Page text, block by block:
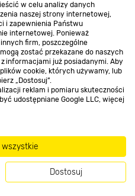
w celu analizy danych
naszej strony internetowej,
i zapewnienia Państwu
internetowej. Ponieważ
firm, poszczególne
zostać przekazane do naszych
informacjami już posiadanymi. Aby
cookie, których używamy, lub
„Dostosuj”.
reklam i pomiaru skuteczności
udostępniane Google LLC, więcej
Dostosuj